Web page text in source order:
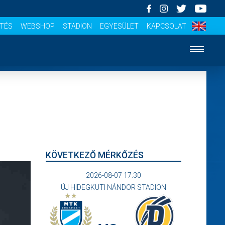
WEBSHOP STADION EGYESÜLET KAPCSOLAT
KÖVETKEZŐ MÉRKŐZÉS
2026-08-07 17:30
ÚJ HIDEGKUTI NÁNDOR STADION